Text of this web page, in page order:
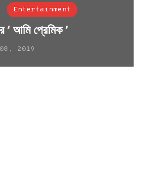
Entertainment
‘ আমি প্রেমিক ’
2019